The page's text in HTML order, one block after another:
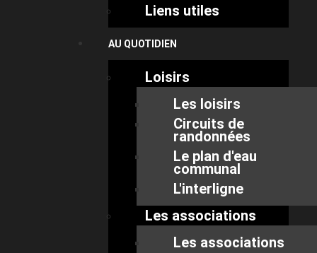
Liens utiles
AU QUOTIDIEN
Loisirs
Les loisirs
Circuits de
randonnées
Le plan d'eau
communal
L'interligne
Les associations
Les associations